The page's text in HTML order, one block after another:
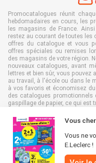
Vous
Vous ne
E.Leclerc !
Promocatalogues réunit
hebdomadaires en cours, les
les magasins de France.
restez au courant de toutes les
offres du catalogue et vous
offres spéciales ou remises
des magasins de votre région.
nouveaux catalogues, avant
lettres et bien sûr, vous
au travail, à l'école ou dans le
à vos favoris et économisez
des catalogues promotionnels
gaspillage de papier, ce qui est
Tous droits réservés & copie :
responsabilité| Conditions